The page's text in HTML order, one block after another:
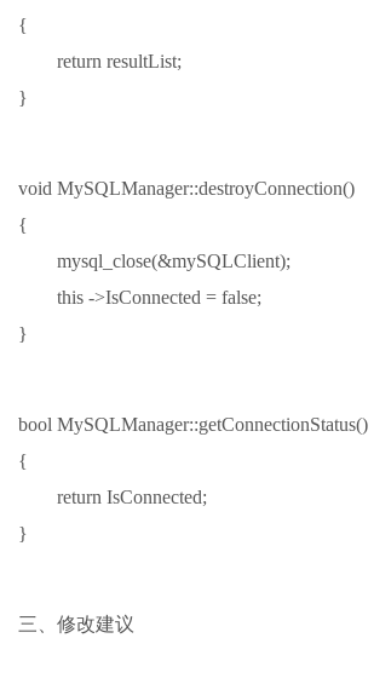
{
return resultList;
}
void MySQLManager::destroyConnection()
{
mysql_close(&mySQLClient);
this ->IsConnected = false;
}
bool MySQLManager::getConnectionStatus()
{
return IsConnected;
}
三、修改建议